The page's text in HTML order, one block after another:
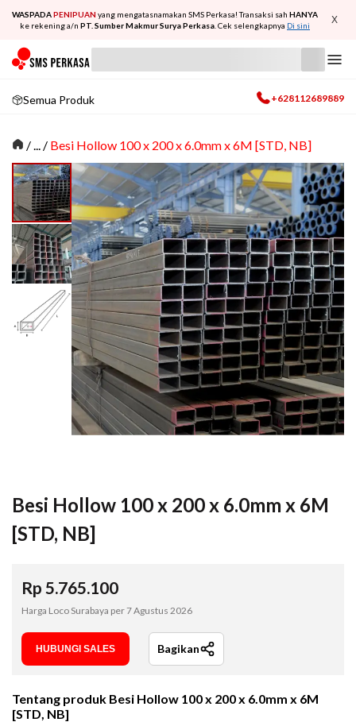
WASPADAPENIPUAN yang mengatasnamakan SMS Perkasa! Transaksi sah HANYA
ke rekening a/n PT. Sumber Makmur Surya Perkasa . Cek selengkapnya Di sini X
Semua Produk +628112689889
/... / Besi Hollow 100 x 200 x 6.0mm x 6M [STD, NB]
Besi Hollow 100 x 200 x 6.0mm x 6M
[STD, NB]
Rp 5.765.100
Harga Loco Surabaya per7 Agustus 2026
HUBUNGI SALES Bagikan
Tentang produk Besi Hollow 100 x 200 x 6.0mm x 6M
[STD, NB]